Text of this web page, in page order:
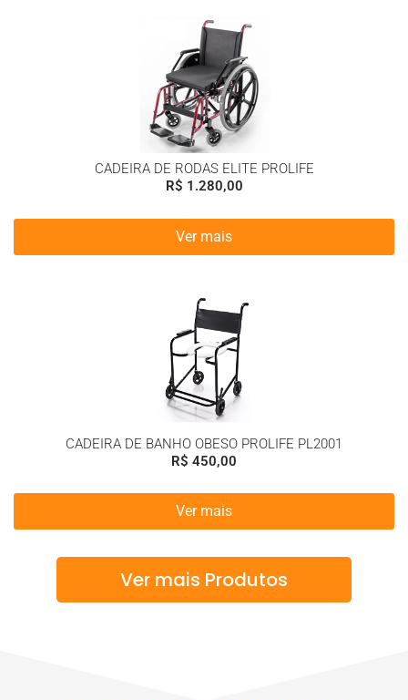
CADEIRA DE RODAS ELITE PROLIFE
R$ 1.280,00
Ver mais
CADEIRA DE BANHO OBESO PROLIFE PL2001
R$ 450,00
Ver mais
Ver mais Produtos